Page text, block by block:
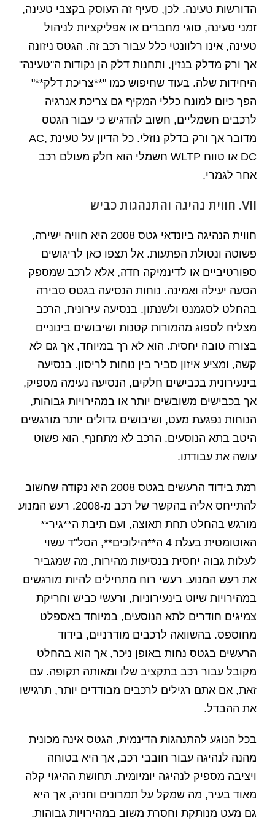
הדורשות טעינה. לכן, סעיף זה העוסק בקצבי טעינה,
זמני טעינה, סוגי מחברים או אפליקציות לניהול
טעינה, אינו רלוונטי כלל עבור רכב זה. הגטס ניזונה
אך ורק מדלק בנזין, ותחנות דלק הן נקודות ה"טעינה"
היחידות שלה. בעוד שחיפוש כמו "**צריכת דלק**"
הפך כיום למונח כללי המקיף גם צריכת אנרגיה
לרכבים חשמליים, חשוב להדגיש כי עבור הגטס
מדובר אך ורק בדלק נוזלי. כל הדיון על טעינת AC,
DC או טווח WLTP חשמלי הוא חלק מעולם רכב
אחר לגמרי.
VII. חווית נהיגה והתנהגות כביש
חווית הנהיגה ביונדאי גטס 2008 היא חוויה ישירה,
פשוטה ונטולת הפתעות. אל תצפו כאן לריגושים
ספורטיביים או לדינמיקה חדה, אלא לרכב שמספק
הסעה יעילה ואמינה. נוחות הנסיעה בגטס סבירה
בהחלט לסגמנט ולשנתון. בנסיעה עירונית, הרכב
מצליח לספוג מהמורות קטנות ושיבושים בינוניים
בצורה טובה יחסית. הוא לא רך במיוחד, אך גם לא
קשה, ומציע איזון סביר בין נוחות לריסון. בנסיעה
בינעירונית בכבישים חלקים, הנסיעה נעימה מספיק,
אך בכבישים משובשים יותר או במהירויות גבוהות,
הנוחות נפגעת מעט, ושיבושים גדולים יותר מורגשים
היטב בתא הנוסעים. הרכב לא מתחנף, הוא פשוט
עושה את עבודתו.
רמת בידוד הרעשים בגטס 2008 היא נקודה שחשוב
להתייחס אליה בהקשר של רכב מ-2008. רעש המנוע
מורגש בהחלט תחת תאוצה, ועם תיבת ה**גיר**
האוטומטית בעלת 4 ה**הילוכים**, הסל"ד עשוי
לעלות גבוה יחסית בנסיעות מהירות, מה שמגביר
את רעש המנוע. רעשי רוח מתחילים להיות מורגשים
במהירויות שיוט בינעירוניות, ורעשי כביש וחריקת
צמיגים חודרים לתא הנוסעים, במיוחד באספלט
מחוספס. בהשוואה לרכבים מודרניים, בידוד
הרעשים בגטס נחות באופן ניכר, אך הוא בהחלט
מקובל עבור רכב בתקציב שלו ומאותה תקופה. עם
זאת, אם אתם רגילים לרכבים מבודדים יותר, תרגישו
את ההבדל.
בכל הנוגע להתנהגות הדינמית, הגטס אינה מכונית
מהנה לנהיגה עבור חובבי רכב, אך היא בטוחה
ויציבה מספיק לנהיגה יומיומית. תחושת ההיגוי קלה
מאוד בעיר, מה שמקל על תמרונים וחניה, אך היא
גם מעט מנותקת וחסרת משוב במהירויות גבוהות.